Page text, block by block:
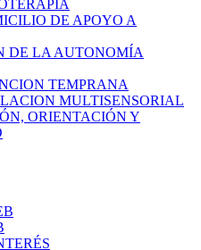
DE APOYO A
DE LA AUTONOMÍA
TEMPRANA
MULTISENSORIAL
ORIENTACIÓN Y